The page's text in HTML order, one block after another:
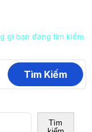
gì bạn đang tìm kiếm.
Tìm